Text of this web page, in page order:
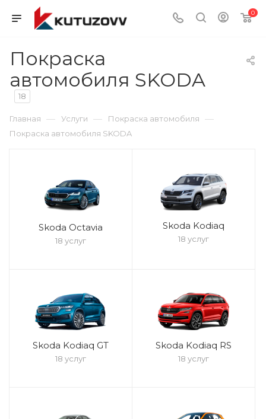
0
Покраска
автомобиля SKODA
18
Главная — Услуги — Покраска автомобиля —
Покраска автомобиля SKODA
Skoda Octavia
18 услуг
Skoda Kodiaq
18 услуг
Skoda Kodiaq GT
18 услуг
Skoda Kodiaq RS
18 услуг